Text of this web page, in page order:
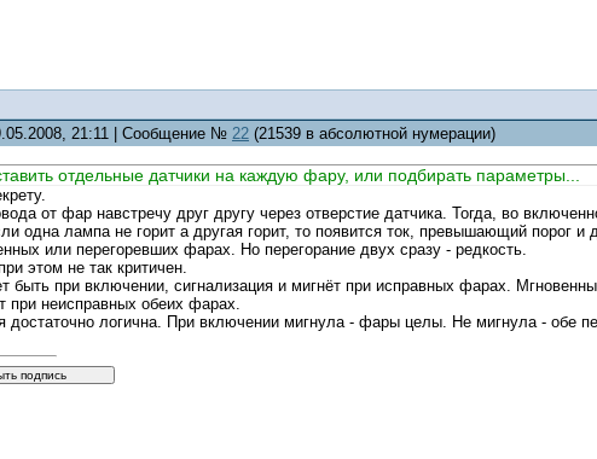
21:11 | Сообщение № 22 (21539 в абсолютной нумерации)
отдельные датчики на каждую фару, или подбирать параметры...
от фар навстречу друг другу через отверстие датчика. Тогда, во
одна лампа не горит а другая горит, то появится ток, превышающий порог и
или перегоревших фарах. Но перегорание двух сразу - редкость.
этом не так критичен.
быть при включении, сигнализация и мигнёт при исправных фарах.
при неисправных обеих фарах.
достаточно логична. При включении мигнула - фары целы. Не мигнула - обе